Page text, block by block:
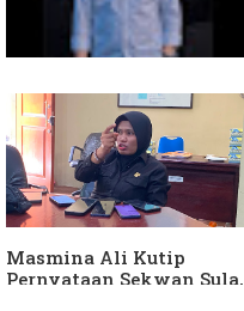
Soal Intervensi Politik,
Langkah Wakil Ketua
Komisi I Bukan
intervensi Politik
Masmina Ali Kutip
Pernyataan Sekwan Sula,